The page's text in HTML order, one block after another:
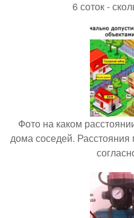
6 соток -
Фото на каком
дома соседей. Расстояния